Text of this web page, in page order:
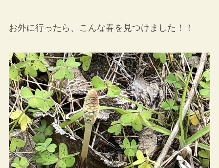
お外に行ったら、こんな春を見つけました！！